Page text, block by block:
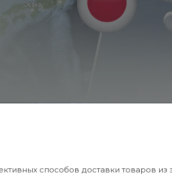
способов доставки товаров из